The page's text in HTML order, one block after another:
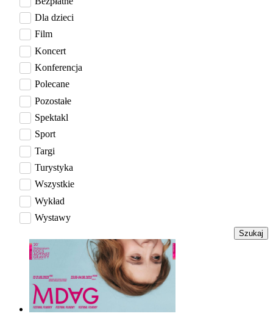
Dla dzieci
Film
Koncert
Konferencja
Polecane
Pozostałe
Spektakl
Sport
Targi
Turystyka
Wszystkie
Wykład
Wystawy
Szukaj